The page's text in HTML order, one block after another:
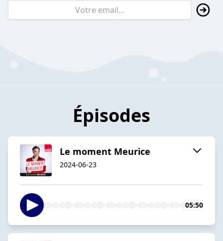
Épisodes
Le moment Meurice
2024-06-23
05:50